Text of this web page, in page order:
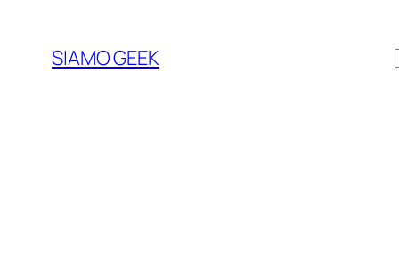
contenuto
SIAMO GEEK